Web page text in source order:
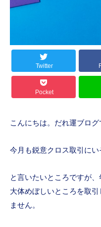
Twitter
Pocket
こんにちは。だれ運ブログ
今月も鋭意クロス取引にい
と言いたいところですが
大体めぼしいところを取
ません。